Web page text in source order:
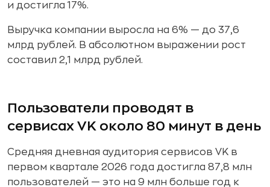
и достигла 17%.
Выручка компании выросла на 6% — до 37,6
млрд рублей. В абсолютном выражении рост
составил 2,1 млрд рублей.
Пользователи проводят в
сервисах VK около 80 минут в день
Средняя дневная аудитория сервисов VK в
первом квартале 2026 года достигла 87,8 млн
пользователей — это на 9 млн больше год к